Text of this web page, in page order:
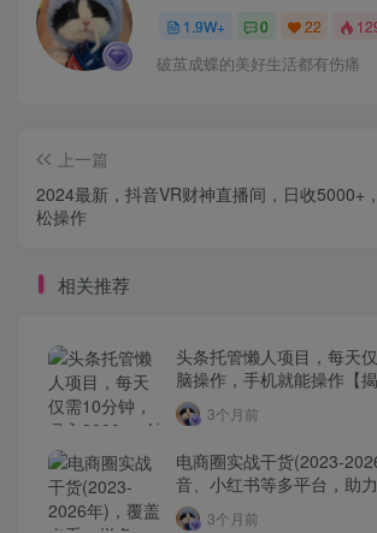
1.9W+ 0 22
破茧成蝶的美好生活都有伤痛
上一篇
2024最新，抖音VR财神直播间，日收5000+
松操作
相关推荐
头条托管懒人项目，每天
脑操作，手机就能操作【揭
3个月前
电商圈实战干货(2023-
音、小红书等多平台，助
利(更新4月)
3个月前